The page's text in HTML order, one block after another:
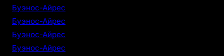
Буэнос-Айрес
Буэнос-Айрес
Буэнос-Айрес
Буэнос-Айрес